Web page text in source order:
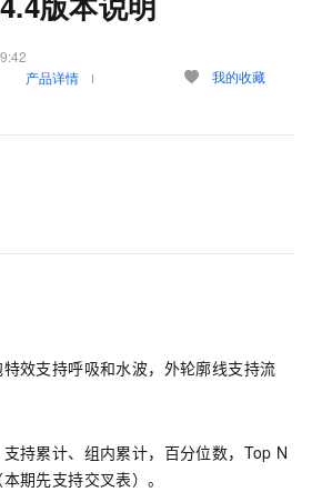
产品详情 我的收藏
效支持呼吸和水波，外轮廓线支持流
持累计、组内累计，百分位数，Top N
期先支持交叉表）。